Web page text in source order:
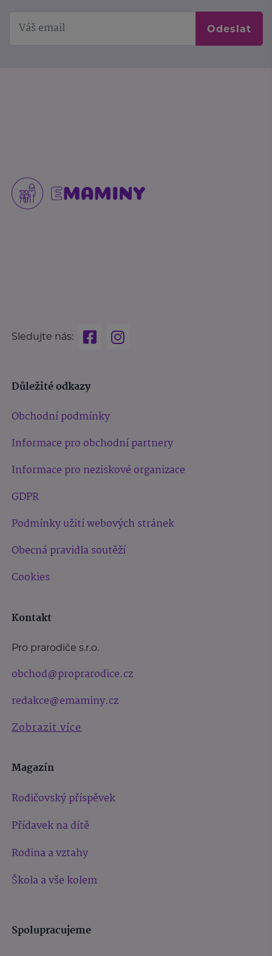
Odeslat
Sledujte nás:
Důležité odkazy
Obchodní podmínky
Informace pro obchodní partnery
Informace pro neziskové organizace
GDPR
Podmínky užití webových stránek
Obecná pravidla soutěží
Cookies
Kontakt
Pro prarodiče s.r.o.
obchod@proprarodice.cz
redakce@emaminy.cz
Zobrazit více
Magazín
Rodičovský příspěvek
Přídavek na dítě
Rodina a vztahy
Škola a vše kolem
Spolupracujeme